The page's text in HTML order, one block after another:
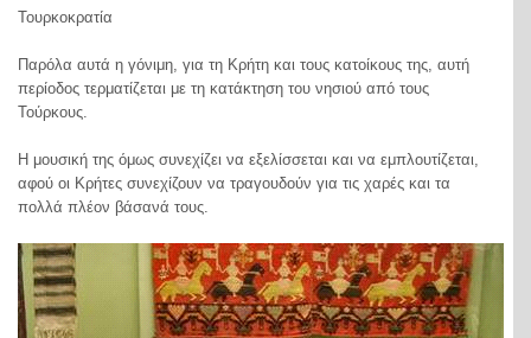
Τουρκοκρατία
Παρόλα αυτά η γόνιμη, για τη Κρήτη και τους κατοίκους της, αυτή
περίοδος τερματίζεται με τη κατάκτηση του νησιού από τους
Τούρκους.
Η μουσική της όμως συνεχίζει να εξελίσσεται και να εμπλουτίζεται,
αφού οι Κρήτες συνεχίζουν να τραγουδούν για τις χαρές και τα
πολλά πλέον βάσανά τους.